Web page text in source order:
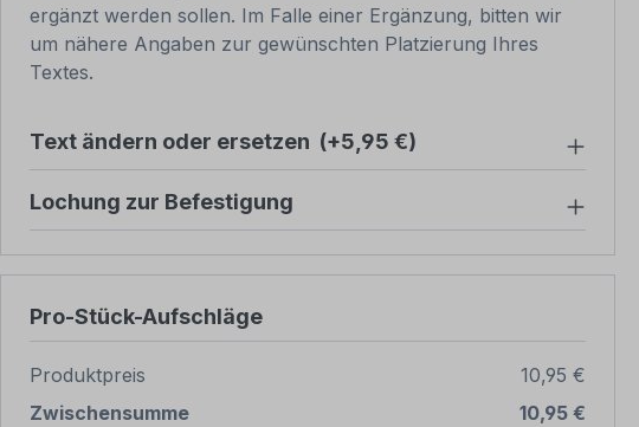
ergänzt werden sollen. Im Falle einer Ergänzung, bitten wir
um nähere Angaben zur gewünschten Platzierung Ihres
Textes.
Text ändern oder ersetzen (+5,95 €)
Lochung zur Befestigung
Pro-Stück-Aufschläge
Produktpreis
10,95 €
Zwischensumme
10,95 €